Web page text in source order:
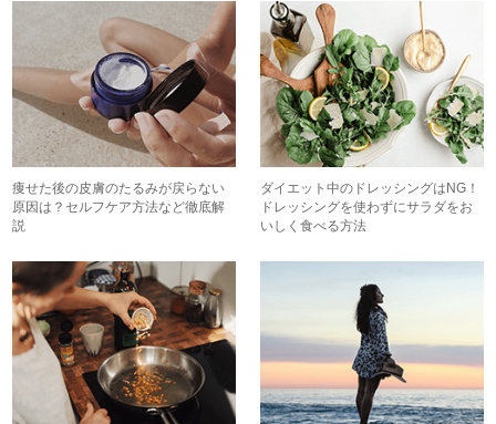
痩せた後の皮膚のたるみが戻らない
原因は？セルフケア方法など徹底解
説
ダイエット中のドレッシングはNG！
ドレッシングを使わずにサラダをお
いしく食べる方法